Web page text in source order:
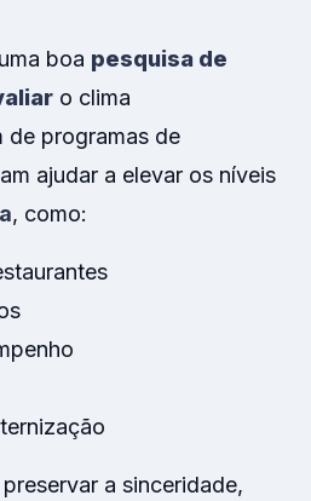
boa pesquisa de
o clima
de programas de
ajudar a elevar os níveis
, como:
a sinceridade,